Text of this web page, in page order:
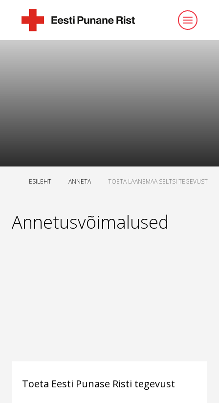
ESILEHT ANNETA TOETA LAANEMAA SELTSI TEGEVUST
Annetusvõimalused
Toeta Eesti Punase Risti tegevust